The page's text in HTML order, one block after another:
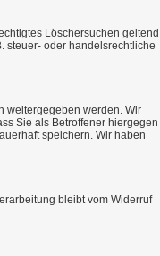
Löschersuchen geltend
steuer- oder handelsrechtliche
weitergegeben werden. Wir
Sie als Betroffener hiergegen
speichern. Wir haben
bleibt vom Widerruf